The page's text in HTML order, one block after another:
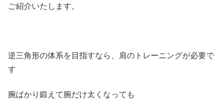
ご紹介いたします。
逆三角形の体系を目指すなら、肩のトレーニングが必要で
す
腕ばかり鍛えて腕だけ太くなっても